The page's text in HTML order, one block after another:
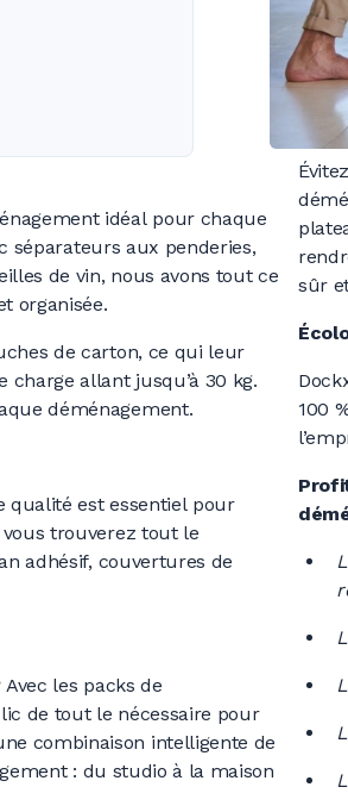
idéal pour chaque
séparateurs aux penderies,
de vin, nous avons tout ce
organisée.
de carton, ce qui leur
allant jusqu’à 30 kg.
déménagement.
qualité est essentiel pour
vous trouverez tout le
adhésif, couvertures de
les packs de
de tout le nécessaire pour
combinaison intelligente de
: du studio à la maison
sûr
100